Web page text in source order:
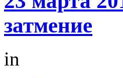
затмение
in